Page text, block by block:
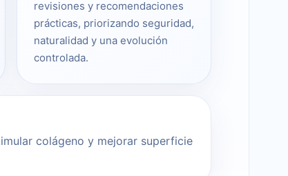
revisiones y recomendaciones
prácticas, priorizando seguridad,
naturalidad y una evolución
controlada.
colágeno y mejorar superficie